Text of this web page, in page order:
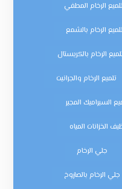
تلميع الرخام المطفي
تلميع الرخام بالشمع
الرخام بالكريستال
تلميع الرخام والجرانيت
السيراميك المجير
الخزانات المياه
جلي الرخام
جلي الرخام بالصاروخ